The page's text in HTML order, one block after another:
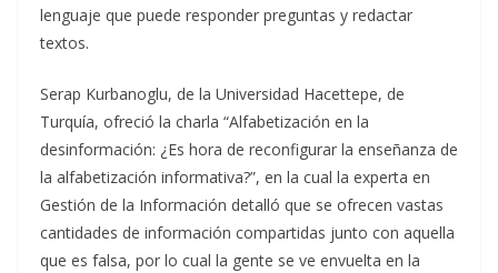
lenguaje que puede responder preguntas y redactar
textos.
Serap Kurbanoglu, de la Universidad Hacettepe, de
Turquía, ofreció la charla “Alfabetización en la
desinformación: ¿Es hora de reconfigurar la enseñanza de
la alfabetización informativa?”, en la cual la experta en
Gestión de la Información detalló que se ofrecen vastas
cantidades de información compartidas junto con aquella
que es falsa, por lo cual la gente se ve envuelta en la